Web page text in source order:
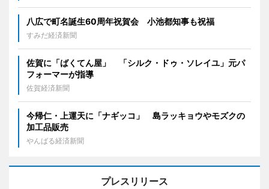
八広で町名誕生60周年祝賀会 小池都知事も祝福
すみだ経済新聞
佐賀に「ばくてん屋」 「シルク・ドゥ・ソレイユ」元パ
フォーマーが指導
佐賀経済新聞
今帰仁・上運天に「ナギッコ」 島ラッキョウやモズクの
加工品販売
やんばる経済新聞
プレスリリース